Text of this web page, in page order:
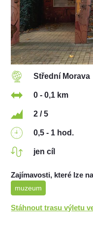
Střední Morava
0 - 0,1 km
2 / 5
0,5 - 1 hod.
jen cíl
Zajímavosti, které lze
muzeum
Stáhnout trasu výletu